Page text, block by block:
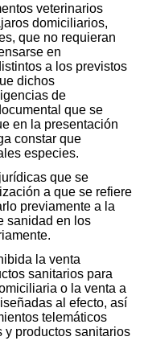
veterinarios
domiciliarios,
que no requieran
en
a los previstos
dichos
de
que se
en la presentación
constar que
especies.
que se
a que se refiere
previamente a la
sanidad en los
la venta
sanitarios para
o la venta a
al efecto, así
telemáticos
y productos sanitarios